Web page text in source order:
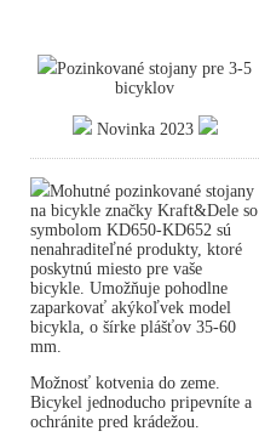
Pozinkované stojany pre 3-5
bicyklov
Novinka 2023
Mohutné pozinkované stojany
na bicykle značky Kraft&Dele so
symbolom KD650-KD652 sú
nenahraditeľné produkty, ktoré
poskytnú miesto pre vaše
bicykle. Umožňuje pohodlne
zaparkovať akýkoľvek model
bicykla, o šírke plášťov 35-60
mm.
Možnosť kotvenia do zeme.
Bicykel jednoducho pripevníte a
ochránite pred krádežou.